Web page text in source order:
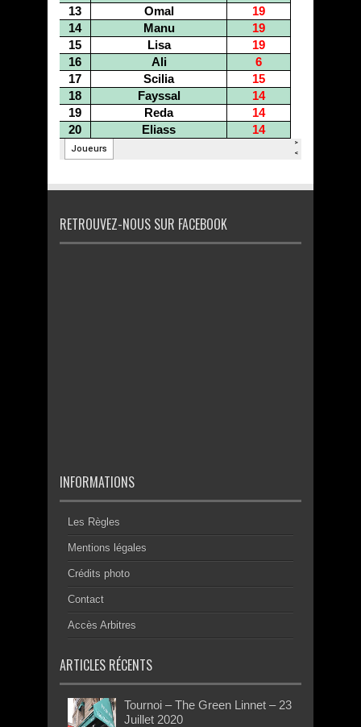
RETROUVEZ-NOUS SUR FACEBOOK
INFORMATIONS
Les Règles
Mentions légales
Crédits photo
Contact
Accès Arbitres
ARTICLES RÉCENTS
Tournoi – The Green Linnet – 23
Juillet 2020